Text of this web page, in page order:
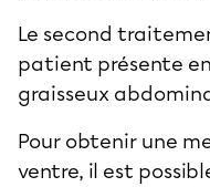
Le second
patient présente
graisseux
Pour obtenir une
ventre, il est